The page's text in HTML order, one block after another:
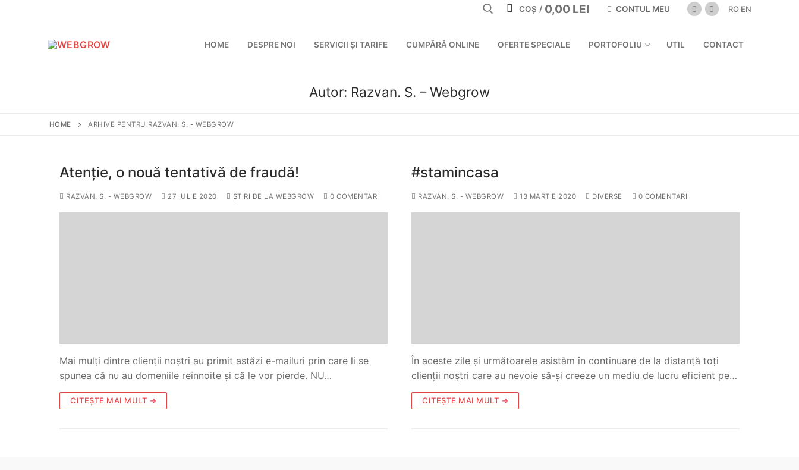
COȘ / 0,00 LEI CONTUL MEU RO EN
HOME DESPRE NOI SERVICII ȘI TARIFE CUMPĂRĂ ONLINE OFERTE SPECIALE PORTOFOLIU UTIL CONTACT
Autor: Razvan. S. – Webgrow
HOME ARHIVE PENTRU RAZVAN. S. - WEBGROW
Atenție, o nouă tentativă de fraudă!
RAZVAN. S. - WEBGROW 27 IULIE 2020 ȘTIRI DE LA WEBGROW 0 COMENTARII
Mai mulți dintre clienții noștri au primit astăzi e-mailuri prin care li se
spunea că nu au domeniile reînnoite și că le vor pierde. NU…
CITEȘTE MAI MULT →
#stamincasa
RAZVAN. S. - WEBGROW 13 MARTIE 2020 DIVERSE 0 COMENTARII
În aceste zile și următoarele asistăm în continuare de la distanță toți
clienții noștri care au nevoie să-și creeze un mediu de lucru eficient pe…
CITEȘTE MAI MULT →